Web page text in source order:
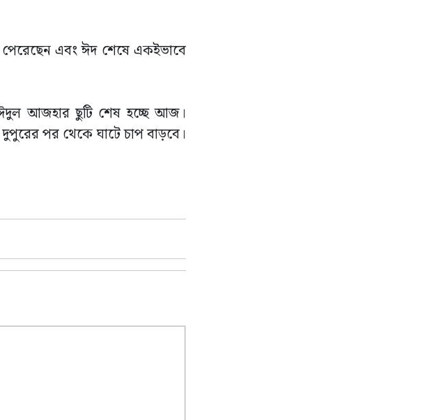
পেরেছেন এবং ঈদ শেষে একইভাবে
ঈদুল আজহার ছুটি শেষ হচ্ছে আজ।
পর থেকে ঘাটে চাপ বাড়বে।